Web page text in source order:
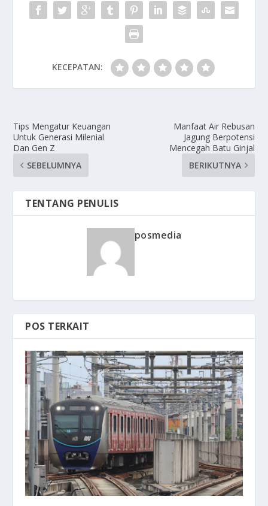
KECEPATAN:
Tips Mengatur Keuangan
Untuk Generasi Milenial
Dan Gen Z
SEBELUMNYA
Manfaat Air Rebusan
Jagung Berpotensi
Mencegah Batu Ginjal
BERIKUTNYA
TENTANG PENULIS
posmedia
POS TERKAIT